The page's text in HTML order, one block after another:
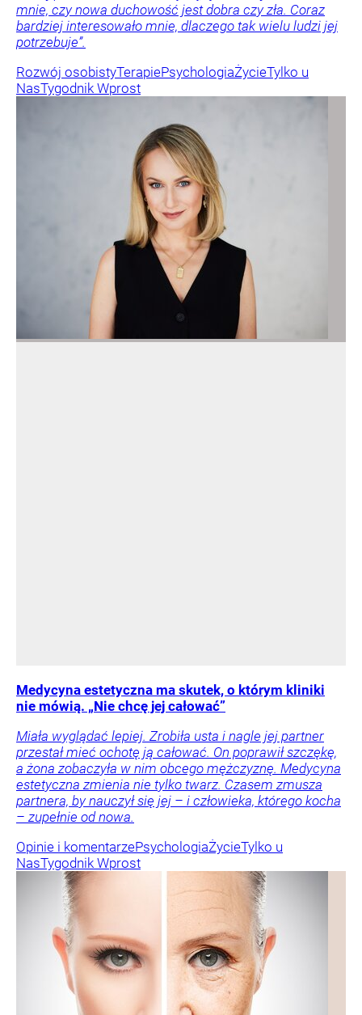
mnie, czy nowa duchowość jest dobra czy zła. Coraz
bardziej interesowało mnie, dlaczego tak wielu ludzi jej
potrzebuje”.
Rozwój osobistyTerapiePsychologiaŻycieTylko u
NasTygodnik Wprost
Medycyna estetyczna ma skutek, o którym kliniki
nie mówią. „Nie chcę jej całować”
Miała wyglądać lepiej. Zrobiła usta i nagle jej partner
przestał mieć ochotę ją całować. On poprawił szczękę,
a żona zobaczyła w nim obcego mężczyznę. Medycyna
estetyczna zmienia nie tylko twarz. Czasem zmusza
partnera, by nauczył się jej – i człowieka, którego kocha
– zupełnie od nowa.
Opinie i komentarzePsychologiaŻycieTylko u
NasTygodnik Wprost